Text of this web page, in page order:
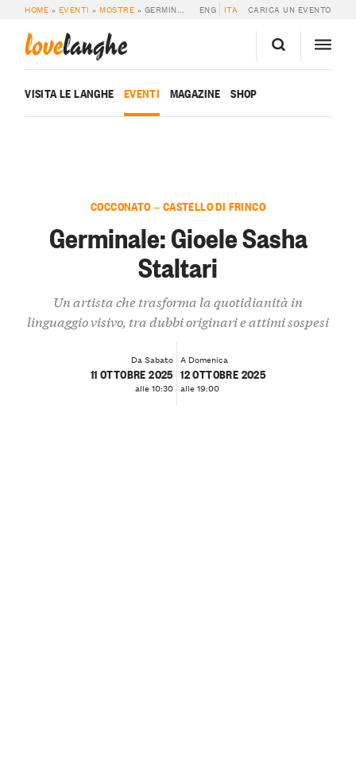
HOME » EVENTI »MOSTRE » GERMINALE: GIOELE SASHA STALTARI ENG ITA CARICA UN EVENTO
lovelanghe
VISITA LE LANGHE EVENTI MAGAZINE SHOP
COCCONATO — CASTELLO DI FRINCO
Germinale: Gioele Sasha
Staltari
Un artista che trasforma la quotidianità in
linguaggio visivo, tra dubbi originari e attimi sospesi
Da Sabato
11 OTTOBRE 2025
alle 10:30
A Domenica
12 OTTOBRE 2025
alle 19:00